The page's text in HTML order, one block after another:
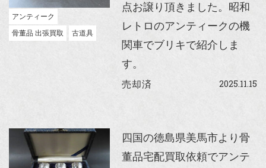
アンティーク
骨董品 出張買取
古道具
点お譲り頂きました。昭和
レトロのアンティークの機
関車でブリキで紹介しま
す。
売却済 2025.11.15
四国の徳島県美馬市より骨
董品宅配買取依頼でアンテ